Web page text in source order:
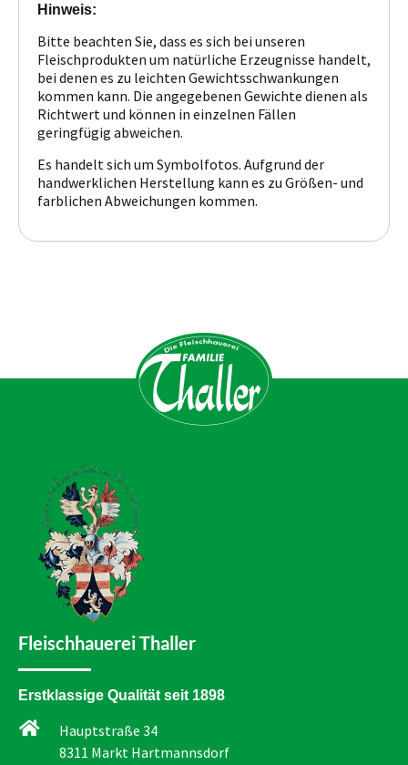
Hinweis:
Bitte beachten Sie, dass es sich bei unseren
Fleischprodukten um natürliche Erzeugnisse handelt,
bei denen es zu leichten Gewichtsschwankungen
kommen kann. Die angegebenen Gewichte dienen als
Richtwert und können in einzelnen Fällen
geringfügig abweichen.
Es handelt sich um Symbolfotos. Aufgrund der
handwerklichen Herstellung kann es zu Größen- und
farblichen Abweichungen kommen.
Fleischhauerei Thaller
Erstklassige Qualität seit 1898
Hauptstraße 34
8311 Markt Hartmannsdorf